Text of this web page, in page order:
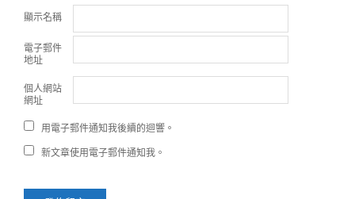
顯示名稱
電子郵件
地址
個人網站
網址
用電子郵件通知我後續的迴響。
新文章使用電子郵件通知我。